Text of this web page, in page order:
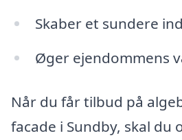
Skaber et sundere
Øger ejendommens
Når du får tilbud på
facade i Sundby, skal du